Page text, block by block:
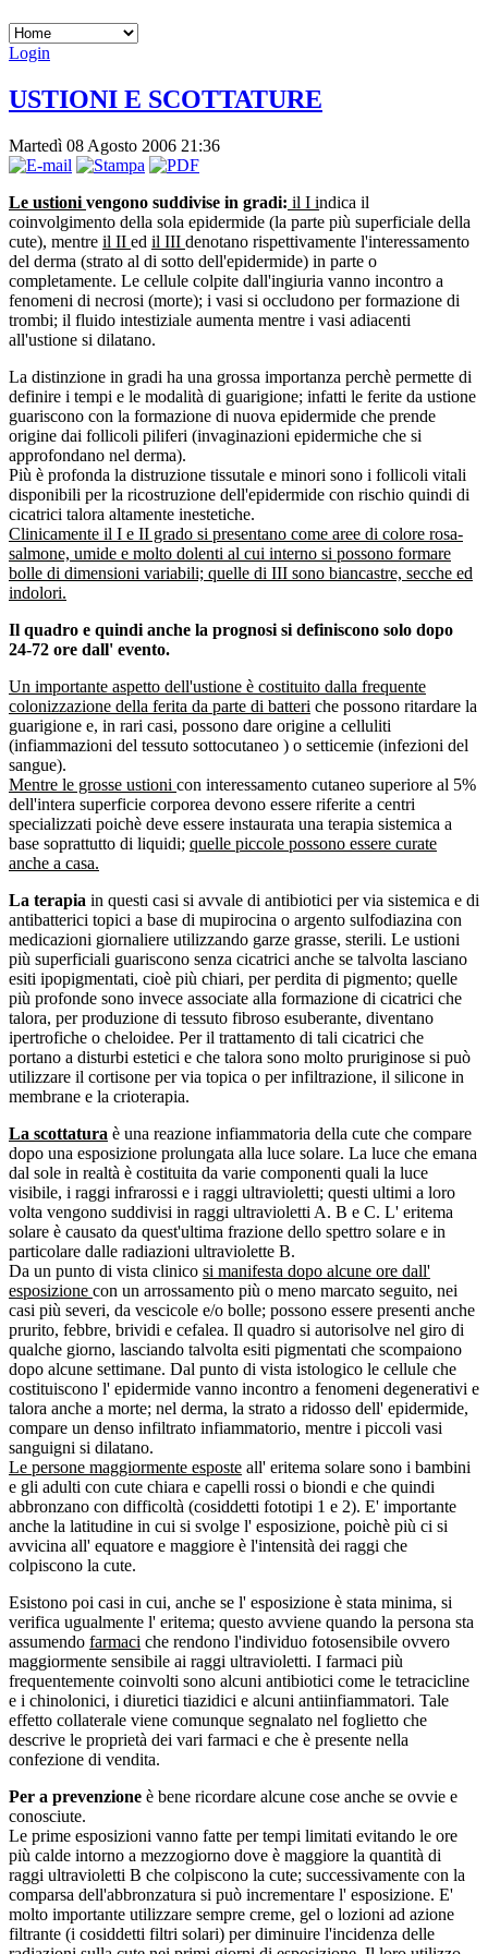
Login
USTIONI E SCOTTATURE
Martedì 08 Agosto 2006 21:36
Le ustioni vengono suddivise in gradi: il I indica il
coinvolgimento della sola epidermide (la parte più superficiale della
cute), mentre il II ed il III denotano rispettivamente l'interessamento
del derma (strato al di sotto dell'epidermide) in parte o
completamente. Le cellule colpite dall'ingiuria vanno incontro a
fenomeni di necrosi (morte); i vasi si occludono per formazione di
trombi; il fluido intestiziale aumenta mentre i vasi adiacenti
all'ustione si dilatano.
La distinzione in gradi ha una grossa importanza perchè permette di
definire i tempi e le modalità di guarigione; infatti le ferite da ustione
guariscono con la formazione di nuova epidermide che prende
origine dai follicoli piliferi (invaginazioni epidermiche che si
approfondano nel derma).
Più è profonda la distruzione tissutale e minori sono i follicoli vitali
disponibili per la ricostruzione dell'epidermide con rischio quindi di
cicatrici talora altamente inestetiche.
Clinicamente il I e II grado si presentano come aree di colore rosa-
salmone, umide e molto dolenti al cui interno si possono formare
bolle di dimensioni variabili; quelle di III sono biancastre, secche ed
indolori.
Il quadro e quindi anche la prognosi si definiscono solo dopo
24-72 ore dall' evento.
Un importante aspetto dell'ustione è costituito dalla frequente
colonizzazione della ferita da parte di batteri che possono ritardare la
guarigione e, in rari casi, possono dare origine a celluliti
(infiammazioni del tessuto sottocutaneo ) o setticemie (infezioni del
sangue).
Mentre le grosse ustioni con interessamento cutaneo superiore al 5%
dell'intera superficie corporea devono essere riferite a centri
specializzati poichè deve essere instaurata una terapia sistemica a
base soprattutto di liquidi; quelle piccole possono essere curate
anche a casa.
La terapia in questi casi si avvale di antibiotici per via sistemica e di
antibatterici topici a base di mupirocina o argento sulfodiazina con
medicazioni giornaliere utilizzando garze grasse, sterili. Le ustioni
più superficiali guariscono senza cicatrici anche se talvolta lasciano
esiti ipopigmentati, cioè più chiari, per perdita di pigmento; quelle
più profonde sono invece associate alla formazione di cicatrici che
talora, per produzione di tessuto fibroso esuberante, diventano
ipertrofiche o cheloidee. Per il trattamento di tali cicatrici che
portano a disturbi estetici e che talora sono molto pruriginose si può
utilizzare il cortisone per via topica o per infiltrazione, il silicone in
membrane e la crioterapia.
La scottatura è una reazione infiammatoria della cute che compare
dopo una esposizione prolungata alla luce solare. La luce che emana
dal sole in realtà è costituita da varie componenti quali la luce
visibile, i raggi infrarossi e i raggi ultravioletti; questi ultimi a loro
volta vengono suddivisi in raggi ultravioletti A. B e C. L' eritema
solare è causato da quest'ultima frazione dello spettro solare e in
particolare dalle radiazioni ultraviolette B.
Da un punto di vista clinico si manifesta dopo alcune ore dall'
esposizione con un arrossamento più o meno marcato seguito, nei
casi più severi, da vescicole e/o bolle; possono essere presenti anche
prurito, febbre, brividi e cefalea. Il quadro si autorisolve nel giro di
qualche giorno, lasciando talvolta esiti pigmentati che scompaiono
dopo alcune settimane. Dal punto di vista istologico le cellule che
costituiscono l' epidermide vanno incontro a fenomeni degenerativi e
talora anche a morte; nel derma, la strato a ridosso dell' epidermide,
compare un denso infiltrato infiammatorio, mentre i piccoli vasi
sanguigni si dilatano.
Le persone maggiormente esposte all' eritema solare sono i bambini
e gli adulti con cute chiara e capelli rossi o biondi e che quindi
abbronzano con difficoltà (cosiddetti fototipi 1 e 2). E' importante
anche la latitudine in cui si svolge l' esposizione, poichè più ci si
avvicina all' equatore e maggiore è l'intensità dei raggi che
colpiscono la cute.
Esistono poi casi in cui, anche se l' esposizione è stata minima, si
verifica ugualmente l' eritema; questo avviene quando la persona sta
assumendo farmaci che rendono l'individuo fotosensibile ovvero
maggiormente sensibile ai raggi ultravioletti. I farmaci più
frequentemente coinvolti sono alcuni antibiotici come le tetracicline
e i chinolonici, i diuretici tiazidici e alcuni antiinfiammatori. Tale
effetto collaterale viene comunque segnalato nel foglietto che
descrive le proprietà dei vari farmaci e che è presente nella
confezione di vendita.
Per a prevenzione è bene ricordare alcune cose anche se ovvie e
conosciute.
Le prime esposizioni vanno fatte per tempi limitati evitando le ore
più calde intorno a mezzogiorno dove è maggiore la quantità di
raggi ultravioletti B che colpiscono la cute; successivamente con la
comparsa dell'abbronzatura si può incrementare l' esposizione. E'
molto importante utilizzare sempre creme, gel o lozioni ad azione
filtrante (i cosiddetti filtri solari) per diminuire l'incidenza delle